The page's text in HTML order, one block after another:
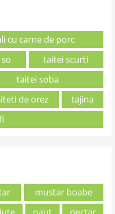
cu carne de porc
taitei scurti
taitei soba
de orez
tajina
mustar boabe